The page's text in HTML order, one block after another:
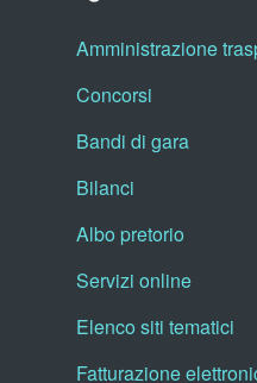
Amministrazione
Concorsi
Bandi di gara
Bilanci
Albo pretorio
Servizi online
Elenco siti tematici
Fatturazione